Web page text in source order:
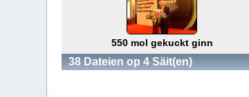
550 mol gekuckt ginn
38 Dateien op 4 Säit(en)